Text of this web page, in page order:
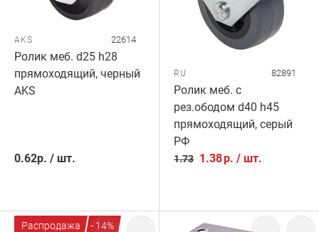
AKS 22614
Ролик меб. d25 h28
прямоходящий, черный
AKS
0.62р. / шт.
RU 82891
Ролик меб. c
рез.ободом d40 h45
прямоходящий, серый
РФ
1.73 1.38р. / шт.
Распродажа - 14%